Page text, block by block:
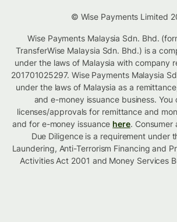
© Wise Payments Limited
Wise Payments Malaysia Sdn. Bhd.
TransferWise Malaysia Sdn. Bhd.) is a
under the laws of Malaysia with company
201701025297. Wise Payments Malaysia
under the laws of Malaysia as a
and e-money issuance business. You
licenses/approvals for remittance and
and for e-money issuance here. Consumer
Due Diligence is a requirement under
Laundering, Anti-Terrorism Financing and
Activities Act 2001 and Money Services